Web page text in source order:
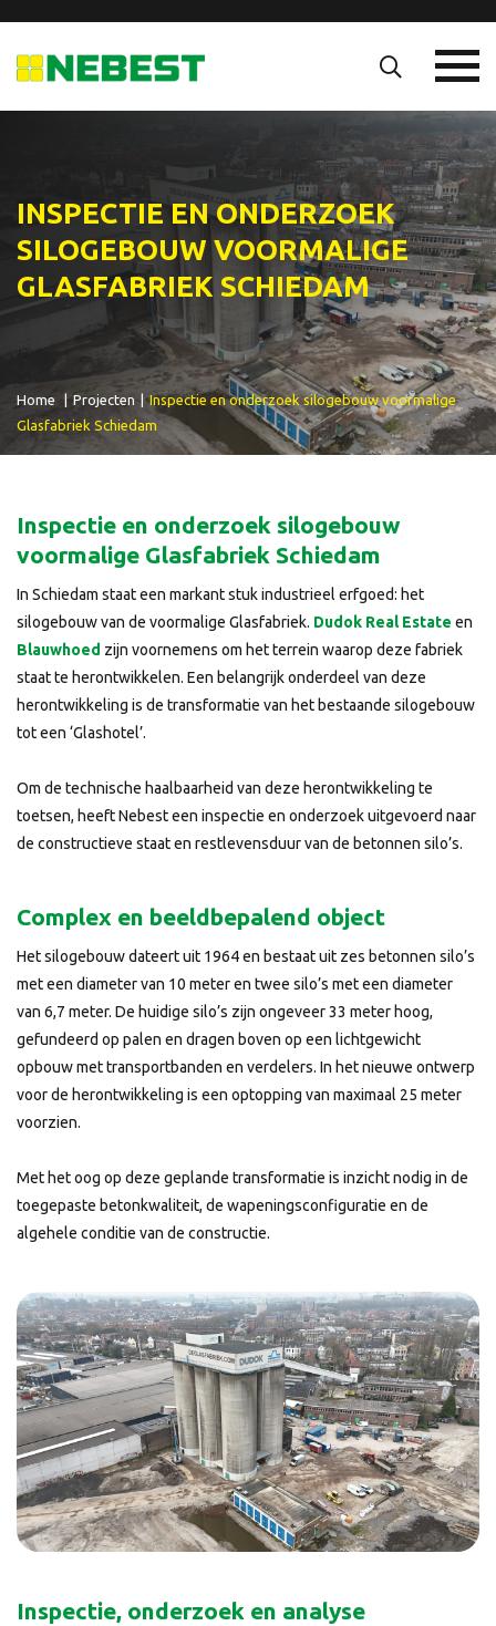
INSPECTIE EN ONDERZOEK
SILOGEBOUW VOORMALIGE
GLASFABRIEK SCHIEDAM
Home Projecten
Inspectie en onderzoek silogebouw voormalige
Glasfabriek Schiedam
Inspectie en onderzoek silogebouw
voormalige Glasfabriek Schiedam
In Schiedam staat een markant stuk industrieel erfgoed: het
silogebouw van de voormalige Glasfabriek. Dudok Real Estate en
Blauwhoed zijn voornemens om het terrein waarop deze fabriek
staat te herontwikkelen. Een belangrijk onderdeel van deze
herontwikkeling is de transformatie van het bestaande silogebouw
tot een ‘Glashotel’.
Om de technische haalbaarheid van deze herontwikkeling te
toetsen, heeft Nebest een inspectie en onderzoek uitgevoerd naar
de constructieve staat en restlevensduur van de betonnen silo’s.
Complex en beeldbepalend object
Het silogebouw dateert uit 1964 en bestaat uit zes betonnen silo’s
met een diameter van 10 meter en twee silo’s met een diameter
van 6,7 meter. De huidige silo’s zijn ongeveer 33 meter hoog,
gefundeerd op palen en dragen boven op een lichtgewicht
opbouw met transportbanden en verdelers. In het nieuwe ontwerp
voor de herontwikkeling is een optopping van maximaal 25 meter
voorzien.
Met het oog op deze geplande transformatie is inzicht nodig in de
toegepaste betonkwaliteit, de wapeningsconfiguratie en de
algehele conditie van de constructie.
Inspectie, onderzoek en analyse